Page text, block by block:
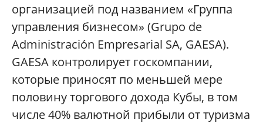
организацией под названием «Группа
управления бизнесом» (Grupo de
Administración Empresarial SA, GAESA).
GAESA контролирует госкомпании,
которые приносят по меньшей мере
половину торгового дохода Кубы, в том
числе 40% валютной прибыли от туризма